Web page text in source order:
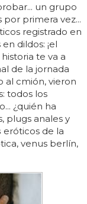
un grupo
por primera vez...
registrado en
dildos: ¡el
te va a
de la jornada
al cmión, vieron
todos los
¿quién ha
plugs anales y
eróticos de la
venus berlín,